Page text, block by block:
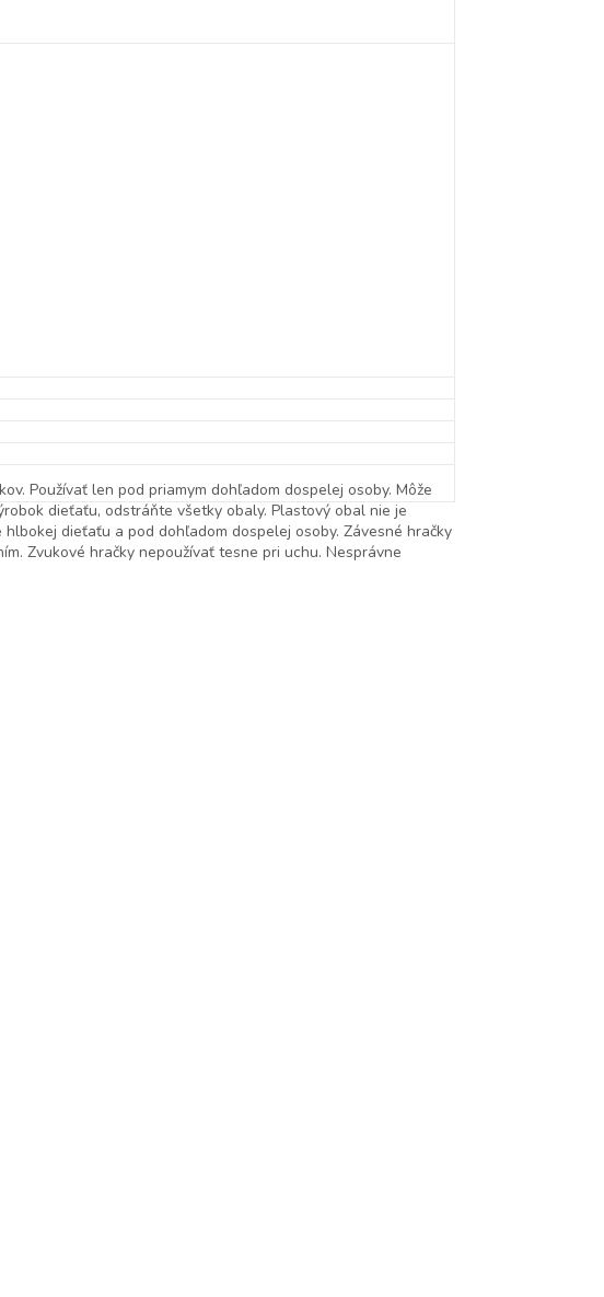
Používať len pod priamym dohľadom dospelej osoby. Môže
dieťaťu, odstráňte všetky obaly. Plastový obal nie je
dieťaťu a pod dohľadom dospelej osoby. Závesné hračky
Zvukové hračky nepoužívať tesne pri uchu. Nesprávne